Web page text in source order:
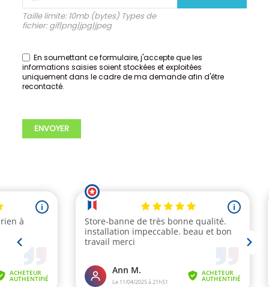
Taille limite: 10mb (bytes) Types de
fichier: gif|png|jpg|jpeg
En soumettant ce formulaire, j'accepte que les
informations saisies soient stockées et exploitées
uniquement dans le cadre de ma demande afin d'être
recontacté.